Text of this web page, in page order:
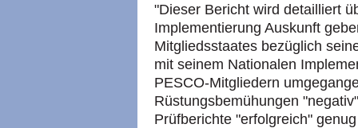
"Dieser Bericht wird detailliert
Implementierung Auskunft
Mitgliedsstaates bezüglich
mit seinem Nationalen
PESCO-Mitgliedern
Rüstungsbemühungen
Prüfberichte "erfolgreich"